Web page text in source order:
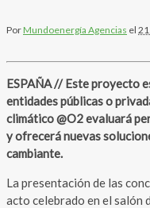
PorMundoenergía Agencias el
ESPAÑA // Este proyecto
entidades públicas o
climático @O2 evaluará
y ofrecerá nuevas
cambiante.
La presentación de las
acto celebrado en el salón